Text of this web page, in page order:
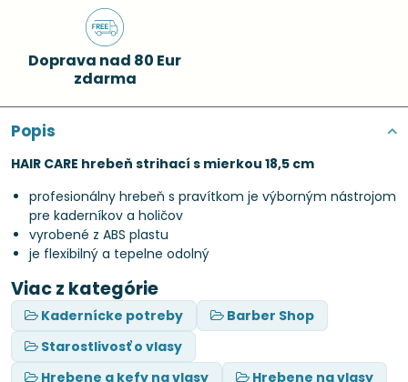
Doprava nad 80 Eur
zdarma
Popis
HAIR CARE hrebeň strihací s mierkou 18,5 cm
profesionálny hrebeň s pravítkom je výborným nástrojom
pre kaderníkov a holičov
vyrobené z ABS plastu
je flexibilný a tepelne odolný
Viac z kategórie
Kadernícke potreby
Barber Shop
Starostlivosť o vlasy
Hrebene a kefy na vlasy
Hrebene na vlasy